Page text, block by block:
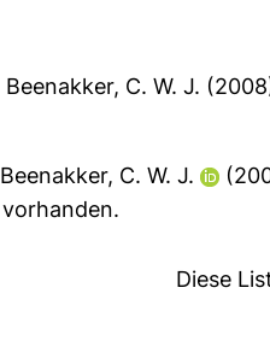
Beenakker, C. W. J.
Beenakker, C. W. J.
Diese